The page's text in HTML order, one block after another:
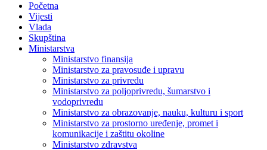
Početna
Vijesti
Vlada
Skupština
Ministarstva
Ministarstvo finansija
Ministarstvo za pravosuđe i upravu
Ministarstvo za privredu
Ministarstvo za poljoprivredu, šumarstvo i
vodoprivredu
Ministarstvo za obrazovanje, nauku, kulturu i sport
Ministarstvo za prostorno uređenje, promet i
komunikacije i zaštitu okoline
Ministarstvo zdravstva